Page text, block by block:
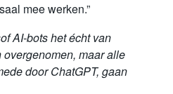
mee werken.”
AI-bots het écht van
maar alle
door ChatGPT, gaan